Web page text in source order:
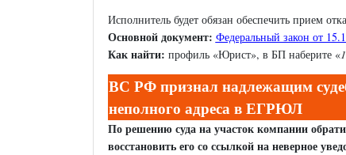
Исполнитель будет обязан обеспечить прием
Основной документ: Федеральный закон от
Как найти: профиль «Юрист», в БП наберите «
ВС РФ признал надлежащим
неполного адреса в ЕГРЮЛ
По решению суда на участок компании
восстановить его со ссылкой на неверное